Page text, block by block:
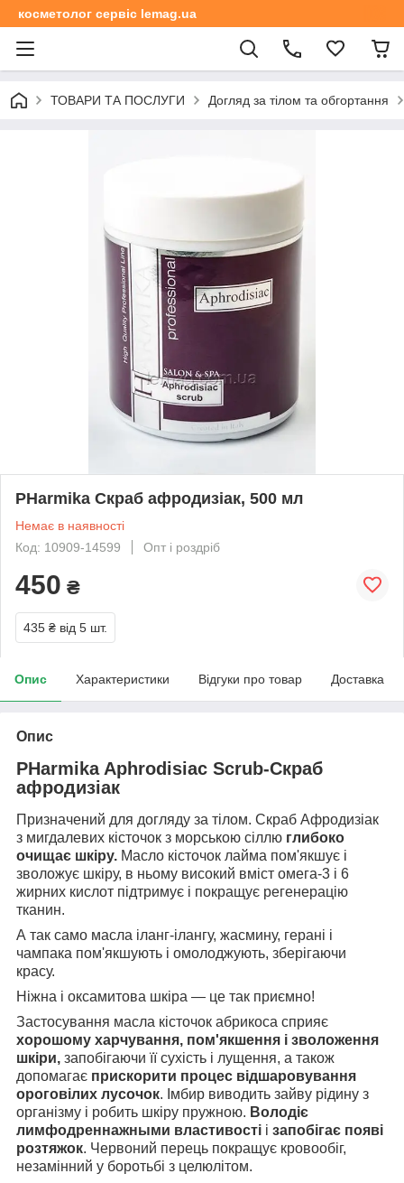
косметолог сервіс lemag.ua
ТОВАРИ ТА ПОСЛУГИ Догляд за тілом та обгортання
PHarmika Скраб афродизіак, 500 мл
Немає в наявності
Код: 10909-14599
Опт і роздріб
450 ₴
435 ₴ від 5 шт.
Опис Характеристики Відгуки про товар Доставка
Опис
PHarmika Aphrodisiac Scrub-Скраб
афродизіак
Призначений для догляду за тілом. Скраб Афродизіак
з мигдалевих кісточок з морською сіллю глибоко
очищає шкіру. Масло кісточок лайма пом'якшує і
зволожує шкіру, в ньому високий вміст омега-3 і 6
жирних кислот підтримує і покращує регенерацію
тканин.
А так само масла іланг-ілангу, жасмину, герані і
чампака пом'якшують і омолоджують, зберігаючи
красу.
Ніжна і оксамитова шкіра — це так приємно!
Застосування масла кісточок абрикоса сприяє
хорошому харчування, пом'якшення і зволоження
шкіри, запобігаючи її сухість і лущення, а також
допомагає прискорити процес відшаровування
ороговілих лусочок. Імбир виводить зайву рідину з
організму і робить шкіру пружною. Володіє
лимфодреннажными властивості і запобігає появі
розтяжок. Червоний перець покращує кровообіг,
незамінний у боротьбі з целюлітом.